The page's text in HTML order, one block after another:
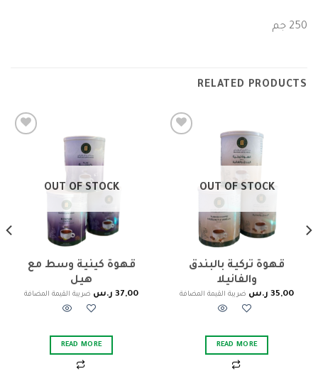
250 جم
RELATED PRODUCTS
OUT OF STOCK
قهوة تركية بالبندق
والفانيلا
35,00 ر.س ضريبة القيمة المضافة
READ MORE
OUT OF STOCK
قهوة كينية وسط مع
هيل
37,00 ر.س ضريبة القيمة المضافة
READ MORE